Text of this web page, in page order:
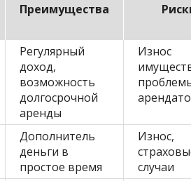
Преимущества
Регулярный
доход,
возможность
долгосрочной
аренды
Износ
Дополнитель
деньги в
простое время
Износ,
случаи